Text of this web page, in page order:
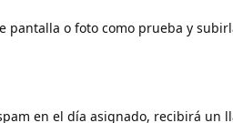
pantalla o foto como prueba y
en el día asignado, recibirá un